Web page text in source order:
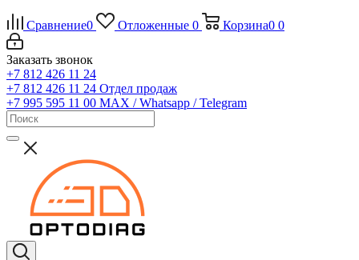
Сравнение0 Отложенные 0 Корзина0 0
Заказать звонок
+7 812 426 11 24
+7 812 426 11 24 Отдел продаж
+7 995 595 11 00 MAX / Whatsapp / Telegram